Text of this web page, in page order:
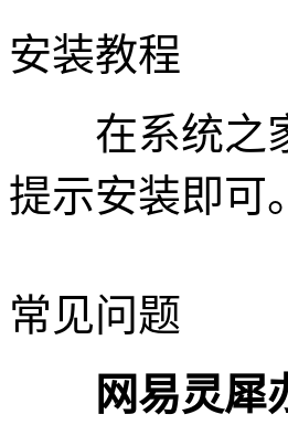
安装教程
在系统之家
提示安装即可。
常见问题
网易灵犀办